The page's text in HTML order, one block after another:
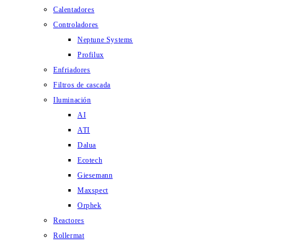
Calentadores
Controladores
Neptune Systems
Profilux
Enfriadores
Filtros de cascada
Iluminación
AI
ATI
Dalua
Ecotech
Giesemann
Maxspect
Orphek
Reactores
Rollermat